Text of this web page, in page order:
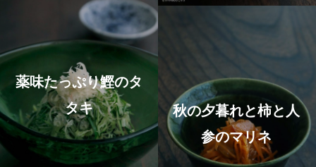
薬味たっぷり鰹のタ
タキ
秋の夕暮れと柿と人
参のマリネ